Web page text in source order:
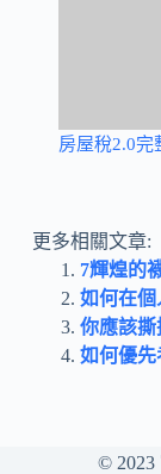
房屋稅2.0完
更多相關文章:
7輝煌的
如何在個
你應該撕
如何優先
© 2023